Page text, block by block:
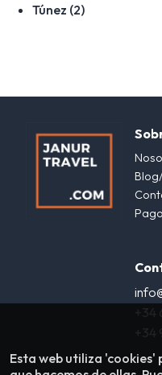
Túnez (2)
Esta web utiliza